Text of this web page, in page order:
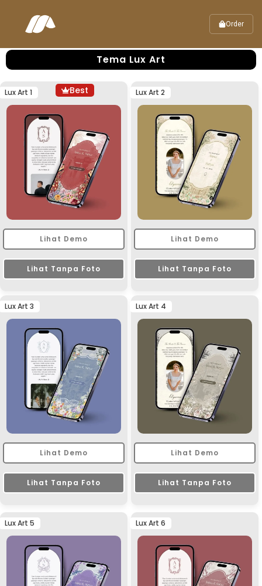
Order
Tema Lux Art
Lihat Demo
Lihat Tanpa Foto
Lux Art 1 Best
Lihat Demo
Lihat Tanpa Foto
Lux Art 2
Lihat Demo
Lihat Tanpa Foto
Lux Art 3 Lux Art 4
Lihat Demo
Lihat Tanpa Foto
Lux Art 5 Lux Art 6